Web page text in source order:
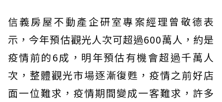
信義房屋不動產企研室專案經理曾敬德表
示，今年預估觀光人次可超過600萬人，約是
疫情前的6成，明年預估有機會超過千萬人
次，整體觀光市場逐漸復甦，疫情之前好店
面一位難求，疫情期間變成一客難求，許多